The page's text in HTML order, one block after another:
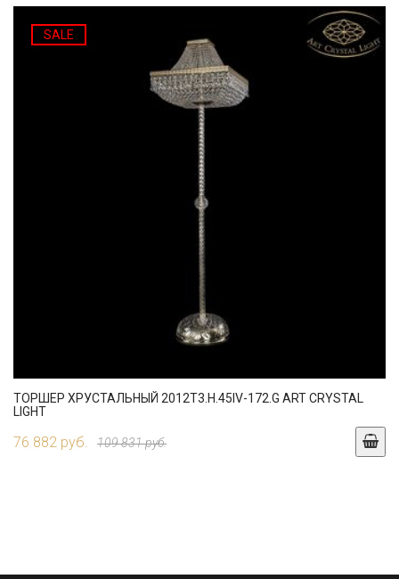
SALE
ТОРШЕР ХРУСТАЛЬНЫЙ 2012T3.H.45IV-172.G ART CRYSTAL
LIGHT
76 882 руб. 109 831 руб.